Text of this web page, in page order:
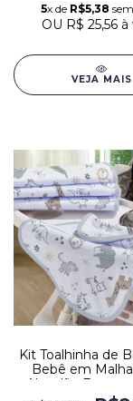
5x de R$5,38
OU R$ 25,56 à
VEJA MAIS
Kit Toalhinha de
Bebê em
Algodão